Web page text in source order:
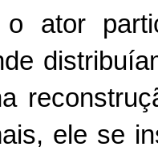
o ator
ele se